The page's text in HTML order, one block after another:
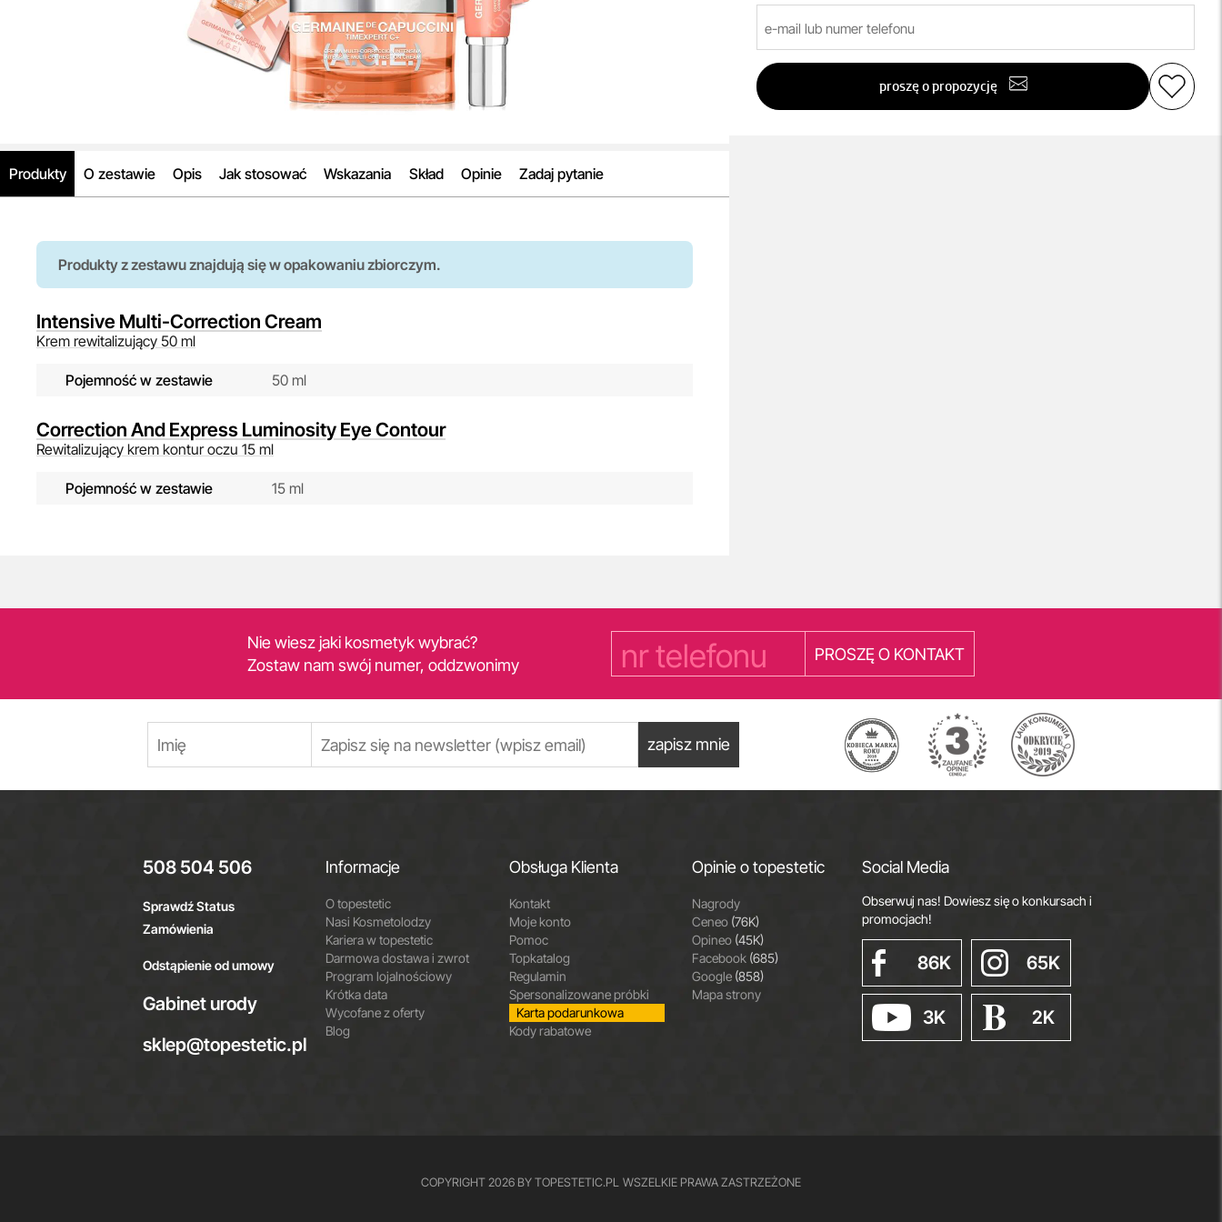
Produkty O zestawie Opis Jak stosować Wskazania Skład Opinie Zadaj pytanie
Produkty z zestawu znajdują się w opakowaniu zbiorczym.
Intensive Multi-Correction Cream
Krem rewitalizujący 50 ml
Pojemność w zestawie 50 ml
Correction And Express Luminosity Eye Contour
Rewitalizujący krem kontur oczu 15 ml
Pojemność w zestawie 15 ml
proszę o propozycję
Nie wiesz jaki kosmetyk wybrać?
Zostaw nam swój numer, oddzwonimy
PROSZĘ O KONTAKT
zapisz mnie
508 504 506
Sprawdź Status
Zamówienia
Odstąpienie od umowy
Gabinet urody
sklep@topestetic.pl
Informacje
O topestetic
Nasi Kosmetolodzy
Kariera w topestetic
Darmowa dostawa i zwrot
Program lojalnościowy
Krótka data
Wycofane z oferty
Blog
Obsługa Klienta
Kontakt
Moje konto
Pomoc
Topkatalog
Regulamin
Spersonalizowane próbki
Karta podarunkowa
Kody rabatowe
Opinie o topestetic
Nagrody
Ceneo (76K)
Opineo (45K)
Facebook (685)
Google (858)
Mapa strony
Social Media
Obserwuj nas! Dowiesz się o konkursach i
promocjach!
86K 65K
3K 2K
COPYRIGHT 2026 BY TOPESTETIC.PL WSZELKIE PRAWA ZASTRZEŻONE